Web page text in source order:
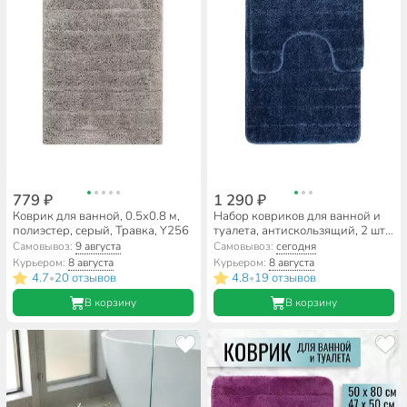
779 ₽
Коврик для ванной, 0.5х0.8 м,
полиэстер, серый, Травка, Y256
Самовывоз:9 августа
Курьером:8 августа
4.7•20 отзывов
В корзину
1 290 ₽
Набор ковриков для ванной и
туалета, антискользящий, 2 шт,
0.5х0.8, 0.47х0.5 м, полиэстер,
синий, Полосы, TDM5080-04
Самовывоз: сегодня
Курьером: 8 августа
4.8•19 отзывов
В корзину